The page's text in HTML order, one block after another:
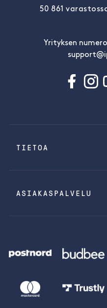
50 861
Yrityksen
TIETOA
ASIAKASPALVELU